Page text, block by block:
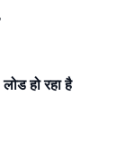
लोड हो रहा है